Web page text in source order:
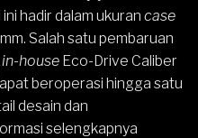
hadir dalam ukuran case
Salah satu pembaruan
in-house Eco-Drive Caliber
beroperasi hingga satu
desain dan
selengkapnya